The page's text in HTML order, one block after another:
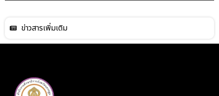
ข่าวสารเพิ่มเติม